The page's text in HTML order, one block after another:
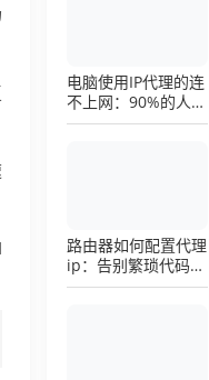
电脑使用IP代理的连
不上网：90%的人踩
过这个坑，一招修复
路由器如何配置代理
ip：告别繁琐代码，
详解底层配置逻辑